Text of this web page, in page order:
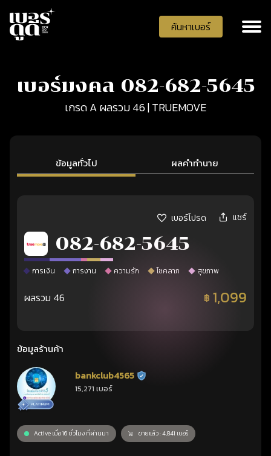
ค้นหาเบอร์
เบอร์มงคล 082-682-5645
เกรด A ผลรวม 46 | TRUEMOVE
ข้อมูลทั่วไป ผลคำทำนาย
เบอร์โปรด แชร์
082-682-5645
การเงิน การงาน ความรัก โชคลาภ สุขภาพ
ผลรวม 46 ฿ 1,099
ข้อมูลร้านค้า
bankclub4565 ร้านยืนยันแล้ว
15,271 เบอร์
Active เมื่อ 16 ชั่วโมง ที่ผ่านมา ขายแล้ว : 4,841 เบอร์